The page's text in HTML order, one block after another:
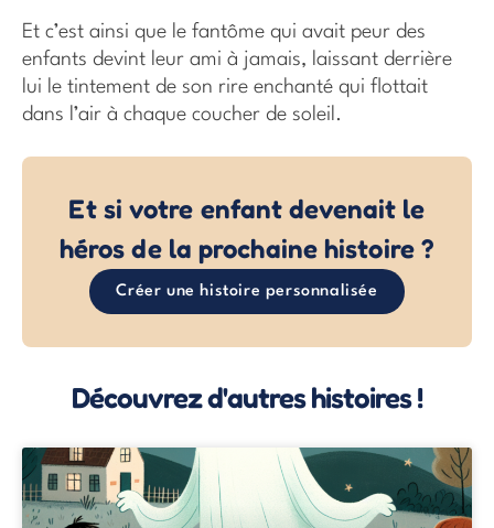
Et c’est ainsi que le fantôme qui avait peur des
enfants devint leur ami à jamais, laissant derrière
lui le tintement de son rire enchanté qui flottait
dans l’air à chaque coucher de soleil.
Et si votre enfant devenait le
héros de la prochaine histoire ?
Créer une histoire personnalisée
Découvrez d'autres histoires !